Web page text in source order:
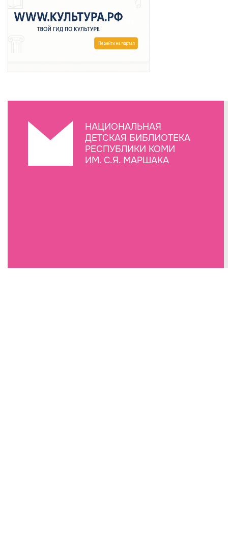
НАЦИОНАЛЬНАЯ
ДЕТСКАЯ БИБЛИОТЕКА
РЕСПУБЛИКИ КОМИ
ИМ. С.Я. МАРШАКА